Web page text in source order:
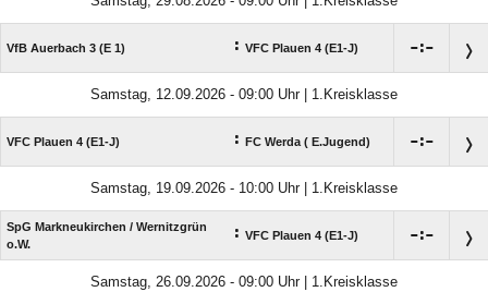
VfB Auerbach 3 (E 1) : VFC Plauen 4 (E1-J) :
Samstag, 12.09.2026 - 09:00 Uhr | 1.Kreisklasse
VFC Plauen 4 (E1-J) : FC Werda ( E.Jugend) :
Samstag, 19.09.2026 - 10:00 Uhr | 1.Kreisklasse
SpG Markneukirchen /​ Wernitzgrün
o.W.
: VFC Plauen 4 (E1-J) :
Samstag, 26.09.2026 - 09:00 Uhr | 1.Kreisklasse